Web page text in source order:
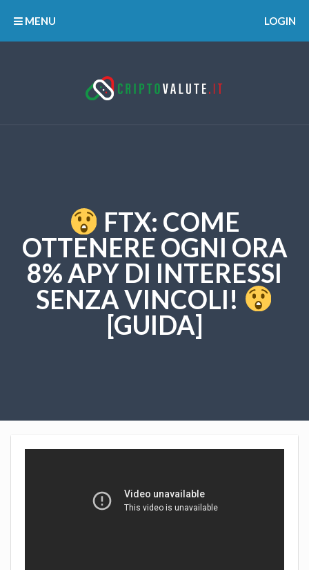
MENU LOGIN
FTX: COME
OTTENERE OGNI ORA
8% APY DI INTERESSI
SENZA VINCOLI!
[GUIDA]